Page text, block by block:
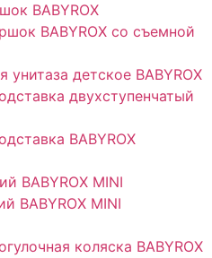
BABYROX
BABYROX со съемной
унитаза детское BABYROX
двухступенчатый
BABYROX
BABYROX MINI
BABYROX MINI
коляска BABYROX